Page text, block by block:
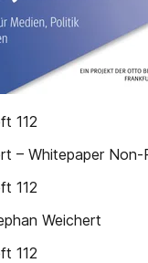
112
– Whitepaper
112
Weichert
112